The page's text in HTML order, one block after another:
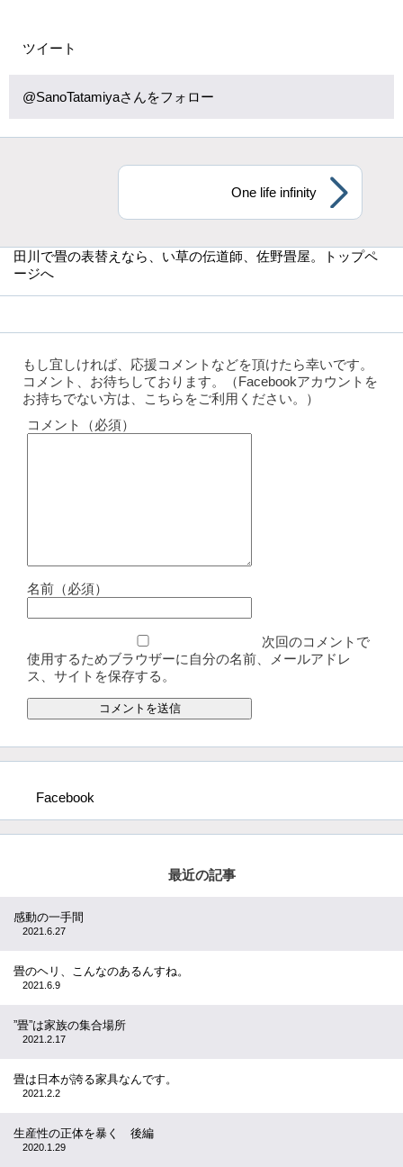
ツイート
@SanoTatamiyaさんをフォロー
One life infinity
田川で畳の表替えなら
、い草の伝道師、佐野畳屋。トップペ
ージへ
もし宜しければ、応援コメントなどを頂けたら幸いです。
コメント、お待ちしております。（Facebookアカウントを
お持ちでない方は、こちらをご利用ください。）
コメント（必須）
名前（必須）
次回のコメントで
使用するためブラウザーに自分の名前、メールアドレ
ス、サイトを保存する。
Facebook
最近の記事
感動の一手間
2021.6.27
畳のヘリ、こんなのあるんすね。
2021.6.9
”畳”は家族の集合場所
2021.2.17
畳は日本が誇る家具なんです。
2021.2.2
生産性の正体を暴く 後編
2020.1.29